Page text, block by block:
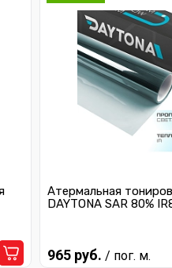
Атермальная
DAYTONA SAR 80%
965 руб. / пог. м.